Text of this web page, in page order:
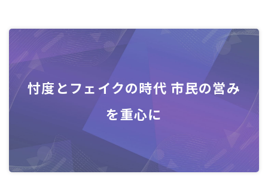
忖度とフェイクの時代 市民の営み
を重心に